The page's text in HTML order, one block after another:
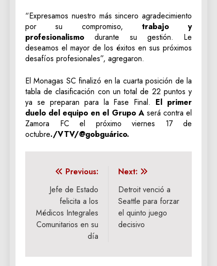
“Expresamos nuestro más sincero agradecimiento
por su compromiso, trabajo y
profesionalismo durante su gestión. Le
deseamos el mayor de los éxitos en sus próximos
desafíos profesionales”, agregaron.
El Monagas SC finalizó en la cuarta posición de la
tabla de clasificación con un total de 22 puntos y
ya se preparan para la Fase Final. El primer
duelo del equipo en el Grupo Aserá contra el
Zamora FC el próximo viernes 17 de
octubre./VTV/@gobguárico.
Navegación
entradas
Previous:
Jefe de Estado
felicita a los
Médicos Integrales
Comunitarios en su
día
Next:
Detroit venció a
Seattle para forzar
el quinto juego
decisivo